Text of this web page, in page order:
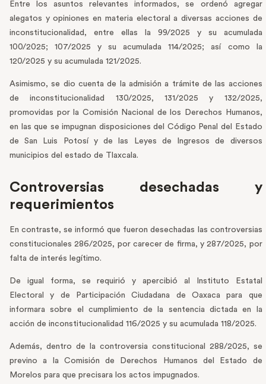
Entre los asuntos relevantes informados, se ordenó agregar
alegatos y opiniones en materia electoral a diversas acciones de
inconstitucionalidad, entre ellas la 99/2025 y su acumulada
100/2025; 107/2025 y su acumulada 114/2025; así como la
120/2025 y su acumulada 121/2025.
Asimismo, se dio cuenta de la admisión a trámite de las acciones
de inconstitucionalidad 130/2025, 131/2025 y 132/2025,
promovidas por la Comisión Nacional de los Derechos Humanos,
en las que se impugnan disposiciones del Código Penal del Estado
de San Luis Potosí y de las Leyes de Ingresos de diversos
municipios del estado de Tlaxcala.
Controversias desechadas y
requerimientos
En contraste, se informó que fueron desechadas las controversias
constitucionales 286/2025, por carecer de firma, y 287/2025, por
falta de interés legítimo.
De igual forma, se requirió y apercibió al Instituto Estatal
Electoral y de Participación Ciudadana de Oaxaca para que
informara sobre el cumplimiento de la sentencia dictada en la
acción de inconstitucionalidad 116/2025 y su acumulada 118/2025.
Además, dentro de la controversia constitucional 288/2025, se
previno a la Comisión de Derechos Humanos del Estado de
Morelos para que precisara los actos impugnados.